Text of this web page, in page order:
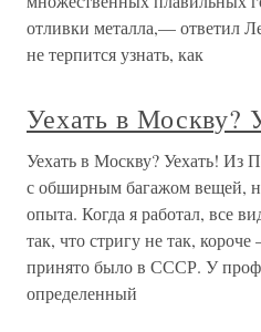
отливки металла,— ответил
не терпится узнать, как
Уехать в Москву?
Уехать в Москву? Уехать! Из
с обширным багажом вещей,
опыта. Когда я работал, все
так, что стригу не так,
принято было в СССР. У
определенный